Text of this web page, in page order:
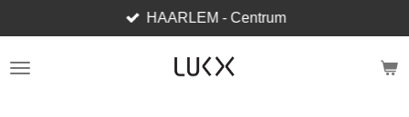
direct
naar
HAARLEM - Centrum